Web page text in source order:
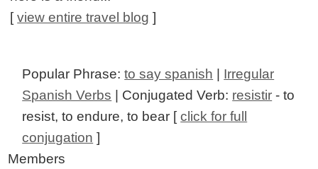
[view entire travel blog ]
Popular Phrase:to say spanish | Irregular
Spanish Verbs | Conjugated Verb: resistir - to
resist, to endure, to bear [click for full
conjugation ]
Members